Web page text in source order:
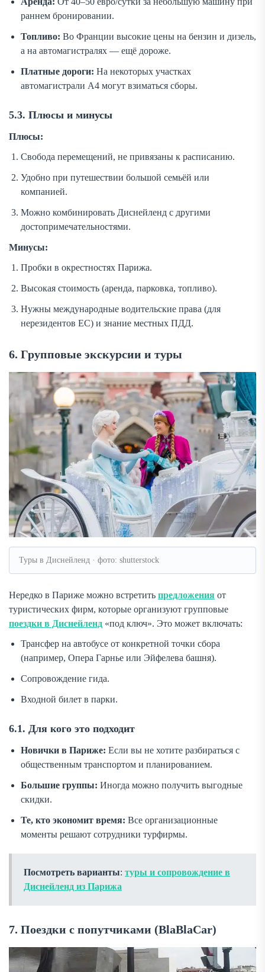
раннем бронировании.
Топливо: Во Франции высокие цены на бензин и дизель,
а на автомагистралях — ещё дороже.
Платные дороги: На некоторых участках
автомагистрали A4 могут взиматься сборы.
5.3. Плюсы и минусы
Плюсы:
Свобода перемещений, не привязаны к расписанию.
Удобно при путешествии большой семьёй или
компанией.
Можно комбинировать Диснейленд с другими
достопримечательностями.
Минусы:
Пробки в окрестностях Парижа.
Высокая стоимость (аренда, парковка, топливо).
Нужны международные водительские права (для
нерезидентов ЕС) и знание местных ПДД.
6. Групповые экскурсии и туры
Туры в Диснейленд · фото: shutterstock
Нередко в Париже можно встретить предложения от
туристических фирм, которые организуют групповые
поездки в Диснейленд «под ключ». Это может включать:
Трансфер на автобусе от конкретной точки сбора
(например, Опера Гарнье или Эйфелева башня).
Сопровождение гида.
Входной билет в парки.
6.1. Для кого это подходит
Новички в Париже: Если вы не хотите разбираться с
общественным транспортом и планированием.
Большие группы: Иногда можно получить выгодные
скидки.
Те, кто экономит время: Все организационные
моменты решают сотрудники турфирмы.
Посмотреть варианты: туры и сопровождение в
Диснейленд из Парижа
7. Поездки с попутчиками (BlaBlaCar)